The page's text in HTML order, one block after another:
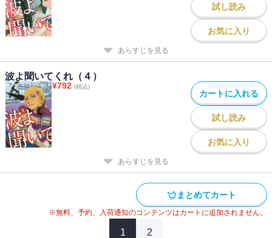
試し読み
お気に入り
あらすじを見る
波よ聞いてくれ（４）
¥792 (税込)
カートに入れる
試し読み
お気に入り
あらすじを見る
まとめてカート
※無料、予約、入荷通知のコンテンツはカートに追加されません。
1 2